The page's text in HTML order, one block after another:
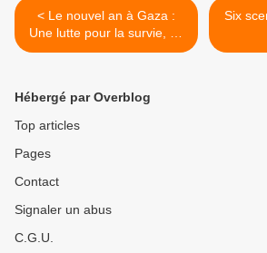
< Le nouvel an à Gaza :
Une lutte pour la survie, un
appel à la justice
Hébergé par Overblog
Top articles
Pages
Contact
Signaler un abus
C.G.U.